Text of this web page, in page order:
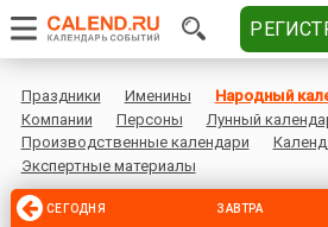
Праздники Именины Народный
Компании
Персоны
Лунный
Производственные календари
Экспертные материалы
СЕГОДНЯ ЗАВТРА